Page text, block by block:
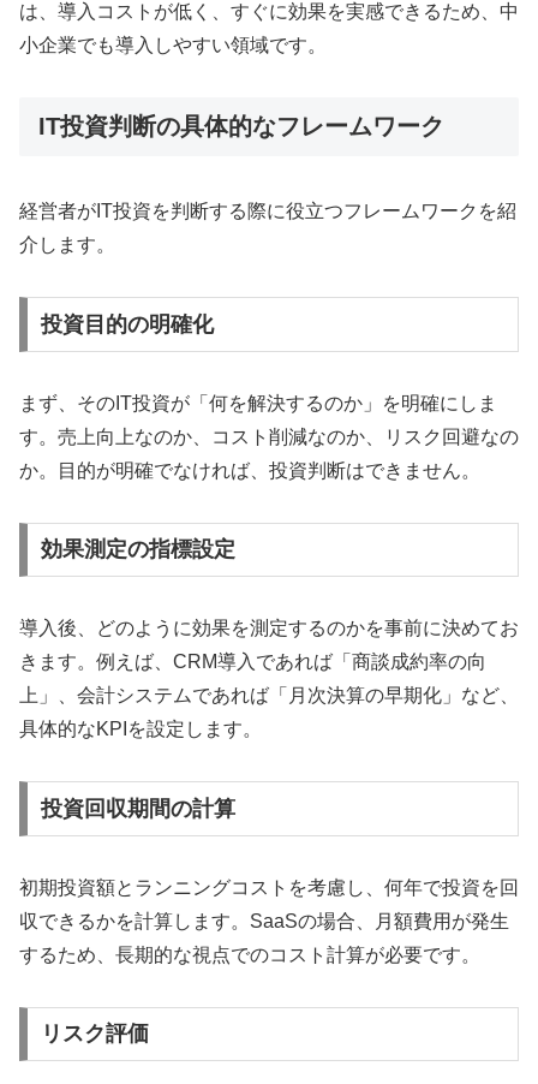
は、導入コストが低く、すぐに効果を実感できるため、中
小企業でも導入しやすい領域です。
IT投資判断の具体的なフレームワーク
経営者がIT投資を判断する際に役立つフレームワークを紹
介します。
投資目的の明確化
まず、そのIT投資が「何を解決するのか」を明確にしま
す。売上向上なのか、コスト削減なのか、リスク回避なの
か。目的が明確でなければ、投資判断はできません。
効果測定の指標設定
導入後、どのように効果を測定するのかを事前に決めてお
きます。例えば、CRM導入であれば「商談成約率の向
上」、会計システムであれば「月次決算の早期化」など、
具体的なKPIを設定します。
投資回収期間の計算
初期投資額とランニングコストを考慮し、何年で投資を回
収できるかを計算します。SaaSの場合、月額費用が発生
するため、長期的な視点でのコスト計算が必要です。
リスク評価